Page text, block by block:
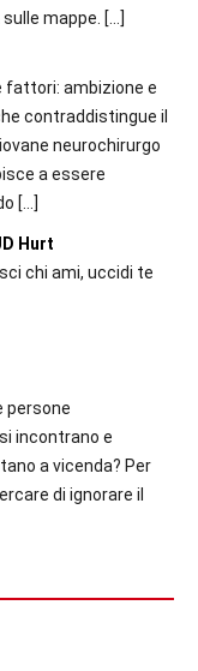
mappe. […]
fattori: ambizione e
contraddistingue il
neurochirurgo
a essere
[…]
Hurt
chi ami, uccidi te
persone
incontrano e
a vicenda? Per
di ignorare il